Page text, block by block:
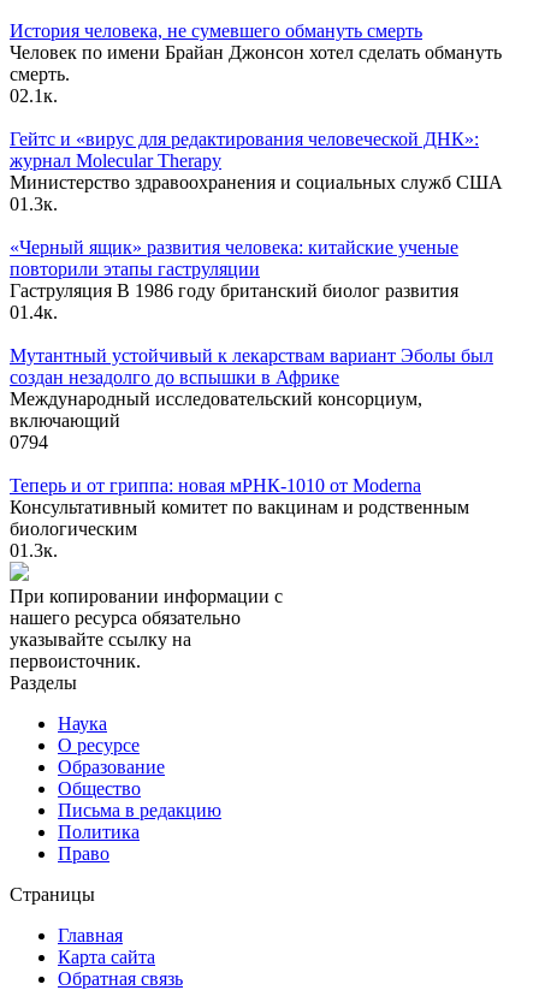
История человека, не сумевшего обмануть смерть
Человек по имени Брайан Джонсон хотел сделать обмануть
смерть.
02.1к.
Гейтс и «вирус для редактирования человеческой ДНК»:
журнал Molecular Therapy
Министерство здравоохранения и социальных служб США
01.3к.
«Черный ящик» развития человека: китайские ученые
повторили этапы гаструляции
Гаструляция В 1986 году британский биолог развития
01.4к.
Мутантный устойчивый к лекарствам вариант Эболы был
создан незадолго до вспышки в Африке
Международный исследовательский консорциум,
включающий
0794
Теперь и от гриппа: новая мРНК-1010 от Moderna
Консультативный комитет по вакцинам и родственным
биологическим
01.3к.
При копировании информации с
нашего ресурса обязательно
указывайте ссылку на
первоисточник.
Разделы
Наука
О ресурсе
Образование
Общество
Письма в редакцию
Политика
Право
Страницы
Главная
Карта сайта
Обратная связь